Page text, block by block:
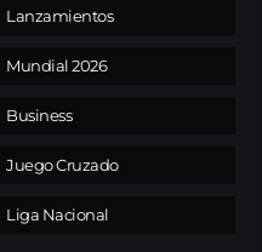
Lanzamientos
Mundial 2026
Business
Juego Cruzado
Liga Nacional